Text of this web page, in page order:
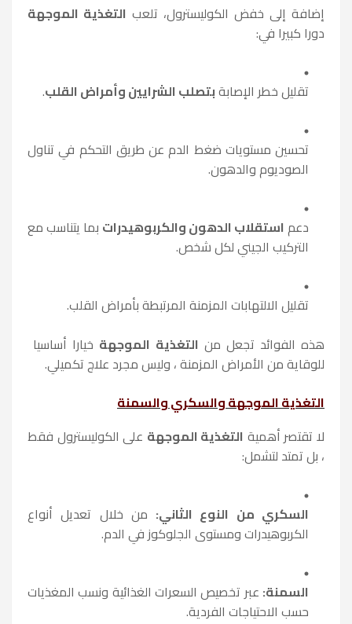
إضافة إلى خفض الكوليسترول، تلعب التغذية الموجهة
دورا كبيرا في:
تقليل خطر الإصابةبتصلب الشرايين وأمراض القلب.
تحسين مستويات ضغط الدم عن طريق التحكم في تناول
الصوديوم والدهون.
دعم استقلاب الدهون والكربوهيدرات بما يتناسب مع
التركيب الجيني لكل شخص.
تقليل الالتهابات المزمنة المرتبطة بأمراض القلب.
هذه الفوائد تجعل من التغذية الموجهة خيارا أساسيا
للوقاية من الأمراض المزمنة ، وليس مجرد علاج تكميلي.
التغذية الموجهة والسكري والسمنة
لا تقتصر أهمية التغذية الموجهة على الكوليسترول فقط
، بل تمتد لتشمل:
السكري من النوع الثاني: من خلال تعديل أنواع
الكربوهيدرات ومستوى الجلوكوز في الدم.
السمنة: عبر تخصيص السعرات الغذائية ونسب المغذيات
حسب الاحتياجات الفردية.